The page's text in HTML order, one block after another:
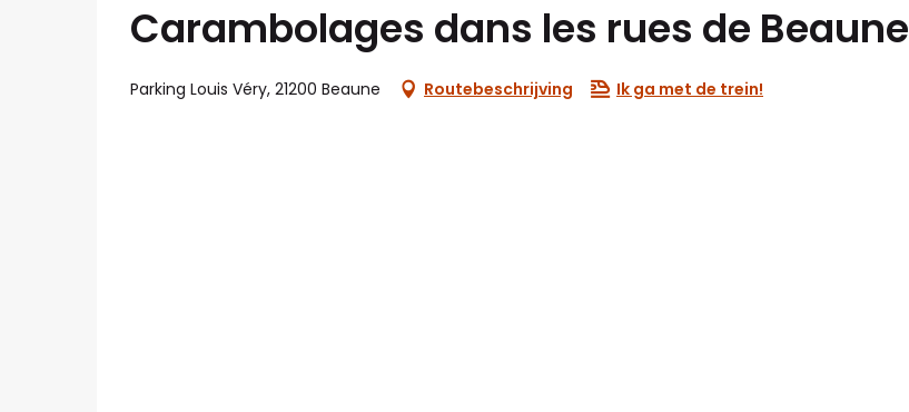
Carambolages dans les rues de Beaune
Parking Louis Véry, 21200 Beaune Routebeschrijving Ik ga met de trein!